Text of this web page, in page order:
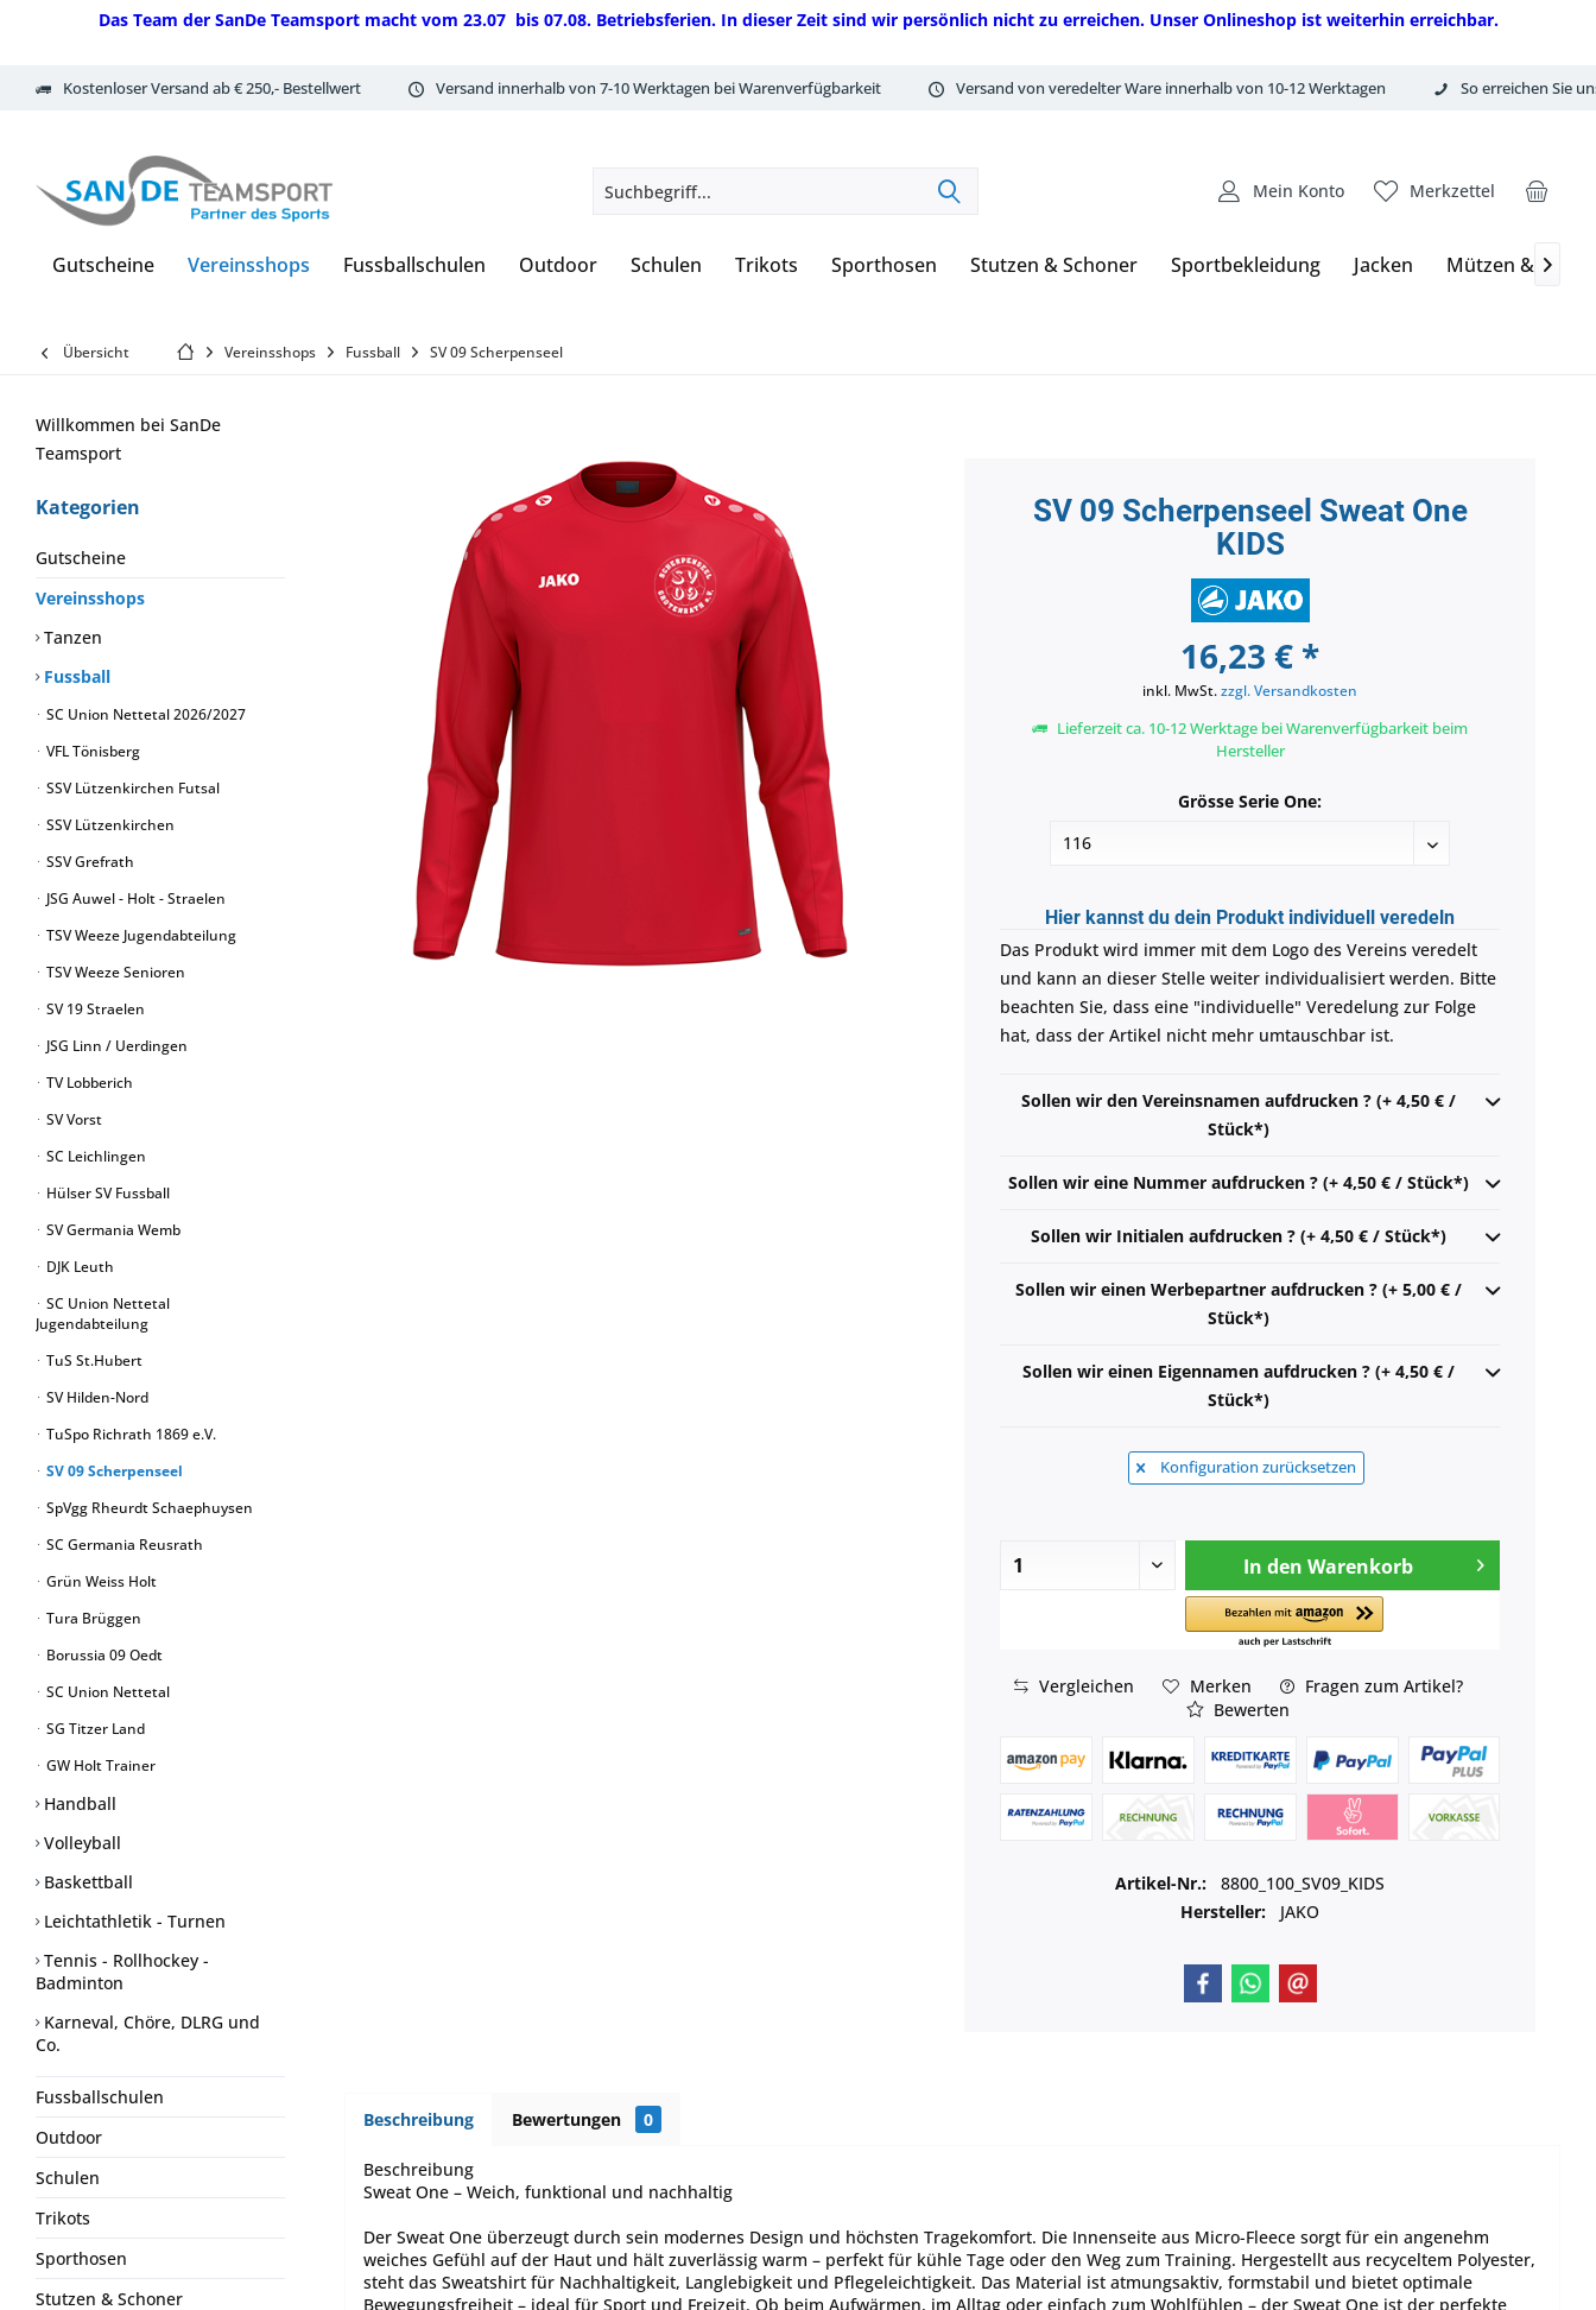
Das Team der SanDe Teamsport macht vom 23.07 bis 07.08. Betriebsferien. In dieser Zeit sind wir persönlich nicht zu erreichen. Unser Onlineshop ist weiterhin erreichbar.
Kostenloser Versand ab € 250,- Bestellwert Versand innerhalb von 7-10 Werktagen bei Warenverfügbarkeit Versand von veredelter Ware innerhalb von 10-12 Werktagen So erreichen Sie
Merkzettel
Mein Konto
Gutscheine Vereinsshops Fussballschulen Outdoor Schulen Trikots Sporthosen Stutzen & Schoner Sportbekleidung Jacken Mützen & 
Übersicht Vereinsshops Fussball SV 09 Scherpenseel
Willkommen bei SanDe
Teamsport
Kategorien
Gutscheine
Vereinsshops
Tanzen
Fussball
SC Union Nettetal 2026/2027
VFL Tönisberg
SSV Lützenkirchen Futsal
SSV Lützenkirchen
SSV Grefrath
JSG Auwel - Holt - Straelen
TSV Weeze Jugendabteilung
TSV Weeze Senioren
SV 19 Straelen
JSG Linn / Uerdingen
TV Lobberich
SV Vorst
SC Leichlingen
Hülser SV Fussball
SV Germania Wemb
DJK Leuth
SC Union Nettetal
Jugendabteilung
TuS St.Hubert
SV Hilden-Nord
TuSpo Richrath 1869 e.V.
SV 09 Scherpenseel
SpVgg Rheurdt Schaephuysen
SC Germania Reusrath
Grün Weiss Holt
Tura Brüggen
Borussia 09 Oedt
SC Union Nettetal
SG Titzer Land
GW Holt Trainer
Handball
Volleyball
Baskettball
Leichtathletik - Turnen
Tennis - Rollhockey -
Badminton
Karneval, Chöre, DLRG und
Co.
Fussballschulen
Outdoor
Schulen
Trikots
Sporthosen
Stutzen & Schoner
SV 09 Scherpenseel Sweat One
KIDS
16,23 € *
inkl. MwSt.zzgl. Versandkosten
Lieferzeit ca. 10-12 Werktage bei Warenverfügbarkeit beim
Hersteller
Grösse Serie One:
Hier kannst du dein Produkt individuell veredeln
Das Produkt wird immer mit dem Logo des Vereins veredelt
und kann an dieser Stelle weiter individualisiert werden. Bitte
beachten Sie, dass eine "individuelle" Veredelung zur Folge
hat, dass der Artikel nicht mehr umtauschbar ist.
Sollen wir den Vereinsnamen aufdrucken ? (+ 4,50 € /
Stück*)
Sollen wir eine Nummer aufdrucken ? (+ 4,50 € / Stück*)
Sollen wir Initialen aufdrucken ? (+ 4,50 € / Stück*)
Sollen wir einen Werbepartner aufdrucken ? (+ 5,00 € /
Stück*)
Sollen wir einen Eigennamen aufdrucken ? (+ 4,50 € /
Stück*)
Konfiguration zurücksetzen
In den Warenkorb
Vergleichen Merken
Fragen zum Artikel?
Bewerten
Artikel-Nr.:
8800_100_SV09_KIDS
Hersteller:
JAKO
Beschreibung Bewertungen 0
Beschreibung
Sweat One – Weich, funktional und nachhaltig
Der Sweat One überzeugt durch sein modernes Design und höchsten Tragekomfort. Die Innenseite aus Micro-Fleece sorgt für ein angenehm
weiches Gefühl auf der Haut und hält zuverlässig warm – perfekt für kühle Tage oder den Weg zum Training. Hergestellt aus recyceltem Polyester,
steht das Sweatshirt für Nachhaltigkeit, Langlebigkeit und Pflegeleichtigkeit. Das Material ist atmungsaktiv, formstabil und bietet optimale
Bewegungsfreiheit – ideal für Sport und Freizeit. Ob beim Aufwärmen, im Alltag oder einfach zum Wohlfühlen – der Sweat One ist der perfekte